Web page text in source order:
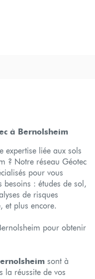
à Bernolsheim
expertise liée aux sols
? Notre réseau Géotec
pour vous
besoins : études de sol,
de risques
et plus encore.
pour obtenir
sont à
la réussite de vos